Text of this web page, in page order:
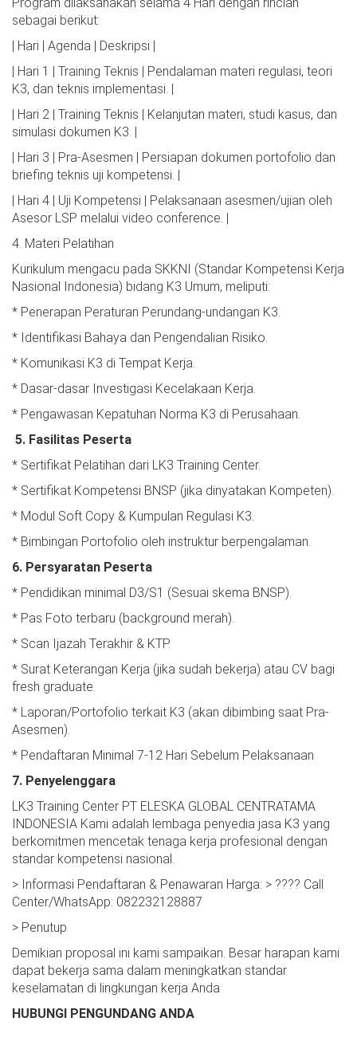
sebagai berikut:
| Hari | Agenda | Deskripsi |
| Hari 1 | Training Teknis | Pendalaman materi regulasi, teori
K3, dan teknis implementasi. |
| Hari 2 | Training Teknis | Kelanjutan materi, studi kasus, dan
simulasi dokumen K3. |
| Hari 3 | Pra-Asesmen | Persiapan dokumen portofolio dan
briefing teknis uji kompetensi. |
| Hari 4 | Uji Kompetensi | Pelaksanaan asesmen/ujian oleh
Asesor LSP melalui video conference. |
4. Materi Pelatihan
Kurikulum mengacu pada SKKNI (Standar Kompetensi Kerja
Nasional Indonesia) bidang K3 Umum, meliputi:
* Penerapan Peraturan Perundang-undangan K3.
* Identifikasi Bahaya dan Pengendalian Risiko.
* Komunikasi K3 di Tempat Kerja.
* Dasar-dasar Investigasi Kecelakaan Kerja.
* Pengawasan Kepatuhan Norma K3 di Perusahaan.
5. Fasilitas Peserta
* Sertifikat Pelatihan dari LK3 Training Center.
* Sertifikat Kompetensi BNSP (jika dinyatakan Kompeten).
* Modul Soft Copy & Kumpulan Regulasi K3.
* Bimbingan Portofolio oleh instruktur berpengalaman.
6. Persyaratan Peserta
* Pendidikan minimal D3/S1 (Sesuai skema BNSP).
* Pas Foto terbaru (background merah).
* Scan Ijazah Terakhir & KTP.
* Surat Keterangan Kerja (jika sudah bekerja) atau CV bagi
fresh graduate.
* Laporan/Portofolio terkait K3 (akan dibimbing saat Pra-
Asesmen).
* Pendaftaran Minimal 7-12 Hari Sebelum Pelaksanaan
7. Penyelenggara
LK3 Training Center PT ELESKA GLOBAL CENTRATAMA
INDONESIA Kami adalah lembaga penyedia jasa K3 yang
berkomitmen mencetak tenaga kerja profesional dengan
standar kompetensi nasional.
> Informasi Pendaftaran & Penawaran Harga: > ???? Call
Center/WhatsApp: 082232128887
> Penutup
Demikian proposal ini kami sampaikan. Besar harapan kami
dapat bekerja sama dalam meningkatkan standar
keselamatan di lingkungan kerja Anda
HUBUNGI PENGUNDANG ANDA